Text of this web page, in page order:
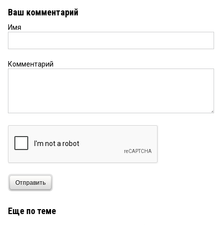
Ваш комментарий
Имя
Комментарий
Отправить
Еще по теме